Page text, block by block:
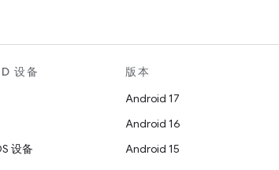
设备
设备
版本
Android 17
Android 16
Android 15